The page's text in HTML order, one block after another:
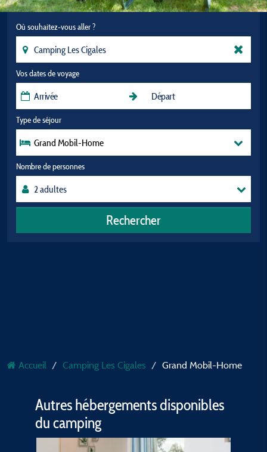
Où souhaitez-vous aller ?
Vos dates de voyage
Type de séjour
Grand Mobil-Home
Nombre de personnes
Rechercher
Accueil Camping Les Cigales Grand Mobil-Home
Autres hébergements disponibles
du camping